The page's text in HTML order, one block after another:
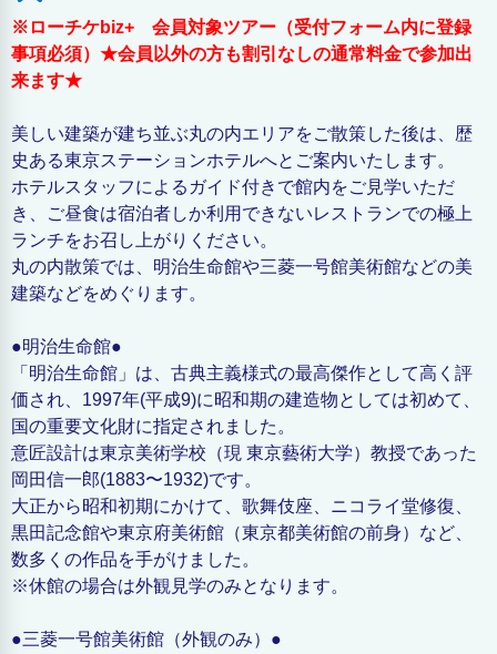
※ローチケbiz+ 会員対象ツアー（受付フォーム内に登録
事項必須）★会員以外の方も割引なしの通常料金で参加出
来ます★
美しい建築が建ち並ぶ丸の内エリアをご散策した後は、歴
史ある東京ステーションホテルへとご案内いたします。
ホテルスタッフによるガイド付きで館内をご見学いただ
き、ご昼食は宿泊者しか利用できないレストランでの極上
ランチをお召し上がりください。
丸の内散策では、明治生命館や三菱一号館美術館などの美
建築などをめぐります。
●明治生命館●
「明治生命館」は、古典主義様式の最高傑作として高く評
価され、1997年(平成9)に昭和期の建造物としては初めて、
国の重要文化財に指定されました。
意匠設計は東京美術学校（現 東京藝術大学）教授であった
岡田信一郎(1883〜1932)です。
大正から昭和初期にかけて、歌舞伎座、ニコライ堂修復、
黒田記念館や東京府美術館（東京都美術館の前身）など、
数多くの作品を手がけました。
※休館の場合は外観見学のみとなります。
●三菱一号館美術館（外観のみ）●